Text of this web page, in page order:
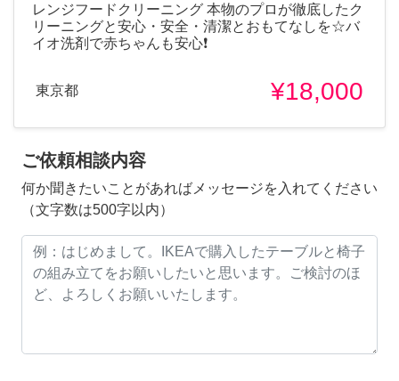
レンジフードクリーニング 本物のプロが徹底したク
リーニングと安心・安全・清潔とおもてなしを☆バ
イオ洗剤で赤ちゃんも安心❗
東京都 ¥18,000
ご依頼相談内容
何か聞きたいことがあればメッセージを入れてください
（文字数は500字以内）